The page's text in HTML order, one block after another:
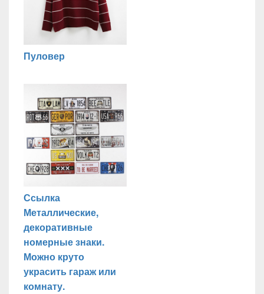
Пуловер
Ссылка
Металлические,
декоративные
номерные знаки.
Можно круто
украсить гараж или
комнату.